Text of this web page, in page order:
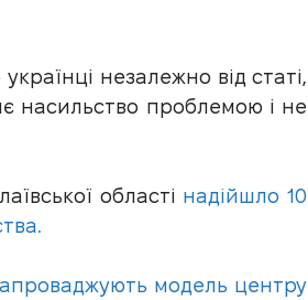
незалежно від статі,
насильство проблемою і не
області надійшло 10
модель центру